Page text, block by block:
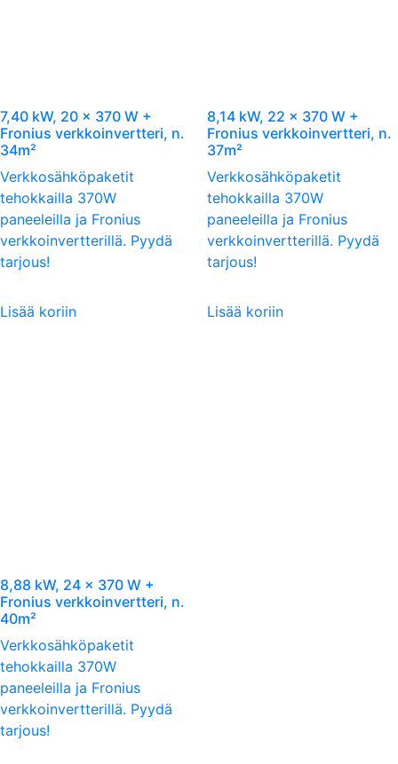
7,40 kW, 20 x 370 W +
Fronius verkkoinvertteri, n.
34m²
Verkkosähköpaketit
tehokkailla 370W
paneeleilla ja Fronius
verkkoinvertterillä. Pyydä
tarjous!
Lisää koriin
8,14 kW, 22 x 370 W +
Fronius verkkoinvertteri, n.
37m²
Verkkosähköpaketit
tehokkailla 370W
paneeleilla ja Fronius
verkkoinvertterillä. Pyydä
tarjous!
Lisää koriin
8,88 kW, 24 x 370 W +
Fronius verkkoinvertteri, n.
40m²
Verkkosähköpaketit
tehokkailla 370W
paneeleilla ja Fronius
verkkoinvertterillä. Pyydä
tarjous!